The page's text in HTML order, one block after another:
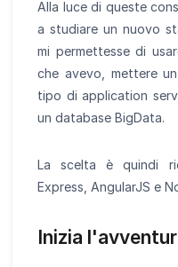
Alla luce di queste
a studiare un nuovo
mi permettesse di
che avevo, mettere
tipo di application
un database BigData.
La scelta è quindi
Express, AngularJS e
Inizia